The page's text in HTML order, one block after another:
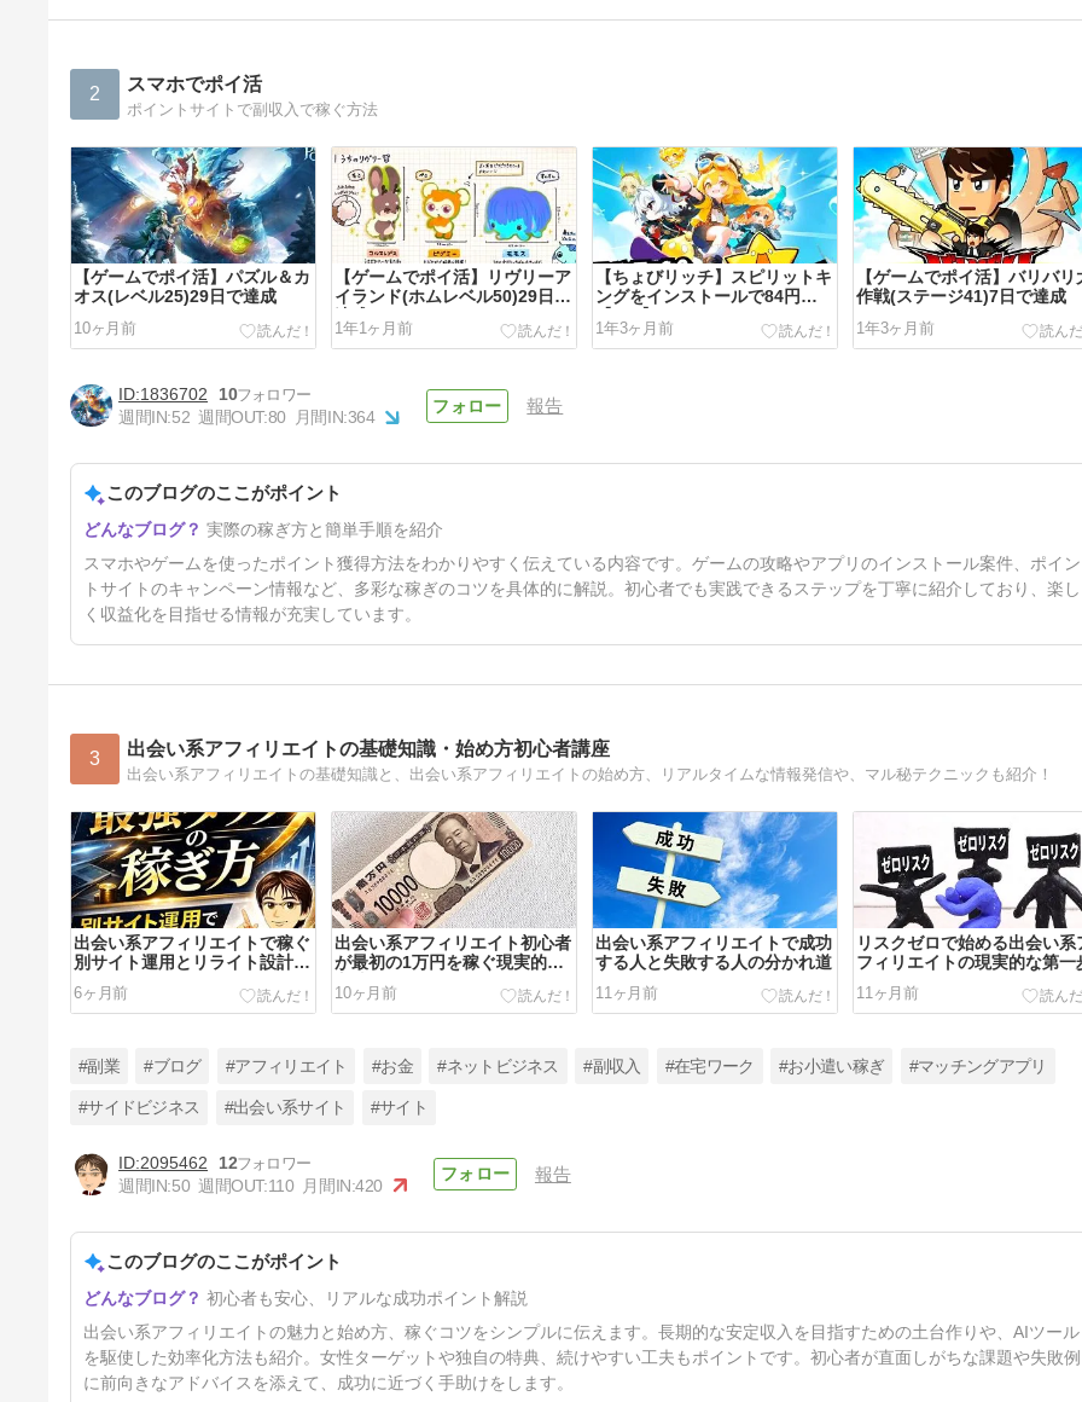
2 スマホでポイ活
ポイントサイトで副収入で稼ぐ方法
【ゲームでポイ活】パズル＆カ
オス(レベル25)29日で達成
10ヶ月前
【ゲームでポイ活】リヴリーア
イランド(ホムレベル50)29日で
1年1ヶ月前
【ちょびリッチ】スピリットキ
ングをインストールで84円
1年3ヶ月前
【ゲームでポイ活】バリバリ
作戦(ステージ41)7日で達成
1年3ヶ月前
【ゲームでポイ活】トップヒー
ローズ(本拠地15)2日で達成
1年4ヶ月前
1836702
10
週間IN:52 週間OUT:80 月間IN:364
報告
このブログのここがポイント
実際の稼ぎ方と簡単手順を紹介
スマホやゲームを使ったポイント獲得方法をわかりやすく伝えている内容です。ゲームの攻略やアプリのインストール案件、ポイン
トサイトのキャンペーン情報など、多彩な稼ぎのコツを具体的に解説。初心者でも実践できるステップを丁寧に紹介しており、楽し
く収益化を目指せる情報が充実しています。
3 出会い系アフィリエイトの基礎知識・始め方初心者講座
出会い系アフィリエイトの基礎知識と、出会い系アフィリエイトの始め方、リアルタイムな情報発信や、マル秘テクニックも紹介！
出会い系アフィリエイトで稼ぐ
別サイト運用とリライト設計の
全体像
6ヶ月前
出会い系アフィリエイト初心者
が最初の1万円を稼ぐ現実的な
10ヶ月前
出会い系アフィリエイトで成功
する人と失敗する人の分かれ道
11ヶ月前
リスクゼロで始める出会い系
フィリエイトの現実的な第一
11ヶ月前
出会い系アフィリエイト初心者
がAIリライトで記事量産して稼
#副業 #ブログ #アフィリエイト #お金 #ネットビジネス #副収入 #在宅ワーク #お小遣い稼ぎ #マッチングアプリ
#サイドビジネス #出会い系サイト #サイト
2095462
12
週間IN:50 週間OUT:110 月間IN:420
報告
このブログのここがポイント
初心者も安心、リアルな成功ポイント解説
出会い系アフィリエイトの魅力と始め方、稼ぐコツをシンプルに伝えます。長期的な安定収入を目指すための土台作りや、AIツール
を駆使した効率化方法も紹介。女性ターゲットや独自の特典、続けやすい工夫もポイントです。初心者が直面しがちな課題や失敗例
に前向きなアドバイスを添えて、成功に近づく手助けをします。